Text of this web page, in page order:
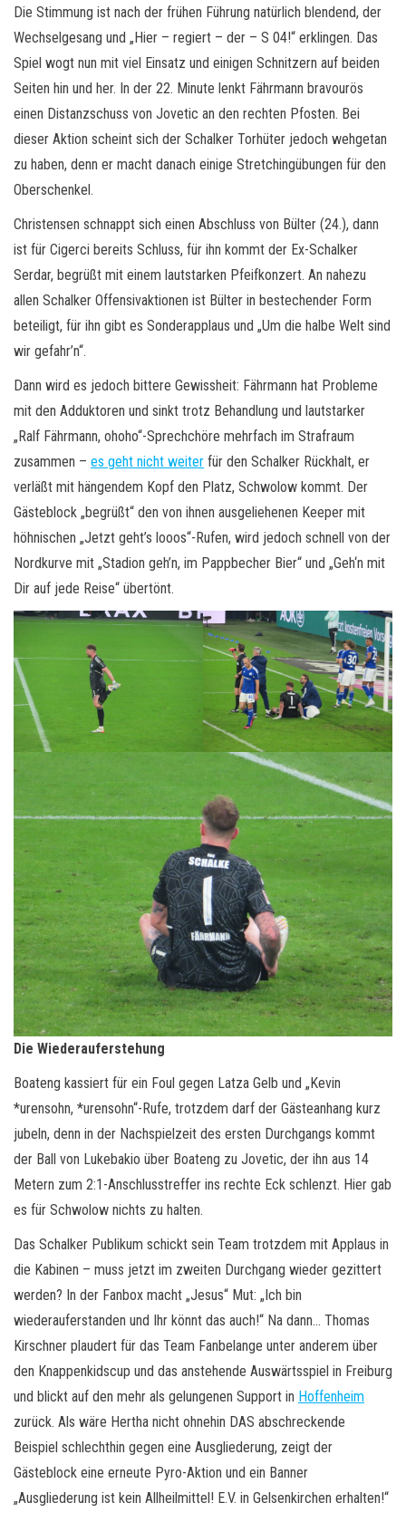
Die Stimmung ist nach der frühen Führung natürlich blendend, der
Wechselgesang und „Hier – regiert – der – S 04!“ erklingen. Das
Spiel wogt nun mit viel Einsatz und einigen Schnitzern auf beiden
Seiten hin und her. In der 22. Minute lenkt Fährmann bravourös
einen Distanzschuss von Jovetic an den rechten Pfosten. Bei
dieser Aktion scheint sich der Schalker Torhüter jedoch wehgetan
zu haben, denn er macht danach einige Stretchingübungen für den
Oberschenkel.
Christensen schnappt sich einen Abschluss von Bülter (24.), dann
ist für Cigerci bereits Schluss, für ihn kommt der Ex-Schalker
Serdar, begrüßt mit einem lautstarken Pfeifkonzert. An nahezu
allen Schalker Offensivaktionen ist Bülter in bestechender Form
beteiligt, für ihn gibt es Sonderapplaus und „Um die halbe Welt sind
wir gefahr’n“.
Dann wird es jedoch bittere Gewissheit: Fährmann hat Probleme
mit den Adduktoren und sinkt trotz Behandlung und lautstarker
„Ralf Fährmann, ohoho“-Sprechchöre mehrfach im Strafraum
zusammen – es geht nicht weiter für den Schalker Rückhalt, er
verläßt mit hängendem Kopf den Platz, Schwolow kommt. Der
Gästeblock „begrüßt“ den von ihnen ausgeliehenen Keeper mit
höhnischen „Jetzt geht’s looos“-Rufen, wird jedoch schnell von der
Nordkurve mit „Stadion geh’n, im Pappbecher Bier“ und „Geh‘n mit
Dir auf jede Reise“ übertönt.
Die Wiederauferstehung
Boateng kassiert für ein Foul gegen Latza Gelb und „Kevin
*urensohn, *urensohn“-Rufe, trotzdem darf der Gästeanhang kurz
jubeln, denn in der Nachspielzeit des ersten Durchgangs kommt
der Ball von Lukebakio über Boateng zu Jovetic, der ihn aus 14
Metern zum 2:1-Anschlusstreffer ins rechte Eck schlenzt. Hier gab
es für Schwolow nichts zu halten.
Das Schalker Publikum schickt sein Team trotzdem mit Applaus in
die Kabinen – muss jetzt im zweiten Durchgang wieder gezittert
werden? In der Fanbox macht „Jesus“ Mut: „Ich bin
wiederauferstanden und Ihr könnt das auch!“ Na dann… Thomas
Kirschner plaudert für das Team Fanbelange unter anderem über
den Knappenkidscup und das anstehende Auswärtsspiel in Freiburg
und blickt auf den mehr als gelungenen Support in Hoffenheim
zurück. Als wäre Hertha nicht ohnehin DAS abschreckende
Beispiel schlechthin gegen eine Ausgliederung, zeigt der
Gästeblock eine erneute Pyro-Aktion und ein Banner
„Ausgliederung ist kein Allheilmittel! E.V. in Gelsenkirchen erhalten!“